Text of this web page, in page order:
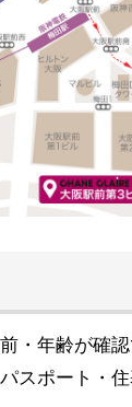
・年齢が確
スポート・